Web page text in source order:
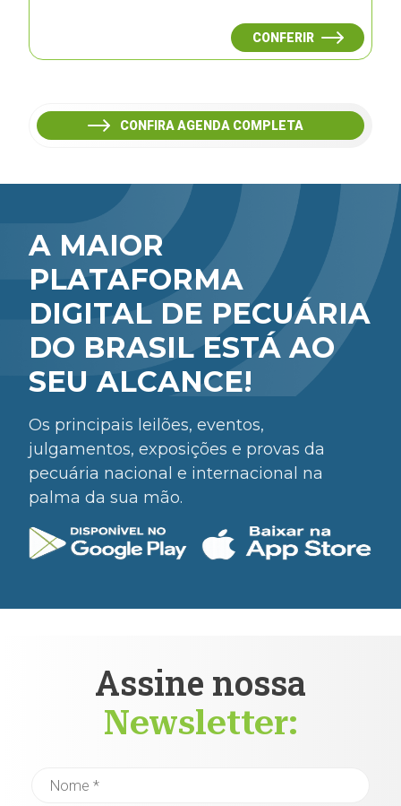
CONFERIR
CONFIRA AGENDA COMPLETA
A MAIOR
PLATAFORMA
DIGITAL DE PECUÁRIA
DO BRASIL ESTÁ AO
SEU ALCANCE!
Os principais leilões, eventos,
julgamentos, exposições e provas da
pecuária nacional e internacional na
palma da sua mão.
Assine nossa
Newsletter: